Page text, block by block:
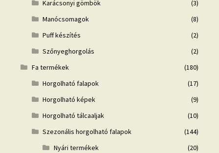
Karácsonyi gömbök
(3)
Manócsomagok
(8)
Puff készítés
(2)
Szőnyeghorgolás
(2)
Fa termékek
(180)
Horgolható falapok
(17)
Horgolható képek
(9)
Horgolható tálcaaljak
(10)
Szezonális horgolható falapok
(144)
Nyári termékek
(20)